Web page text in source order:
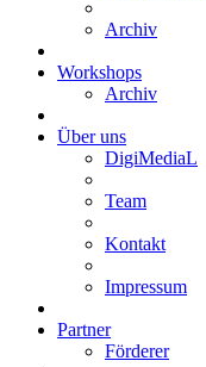
Archiv
Workshops
Archiv
Über uns
DigiMediaL
Team
Kontakt
Impressum
Partner
Förderer